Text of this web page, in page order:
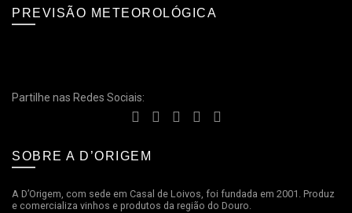
PREVISÃO METEOROLÓGICA
Partilhe nas Redes Sociais:
SOBRE A D’ORIGEM
A D’Origem, com sede em Casal de Loivos, foi fundada em 2001. Produz
e comercializa vinhos e produtos da região do Douro.